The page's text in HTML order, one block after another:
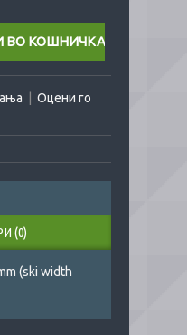
Оцени го
(0)
(ski width